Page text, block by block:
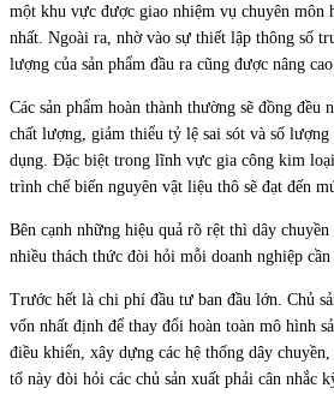
một khu vực được giao nhiệm vụ chuyên môn
nhất. Ngoài ra, nhờ vào sự thiết lập thông số
lượng của sản phẩm đầu ra cũng được nâng
Các sản phẩm hoàn thành thường sẽ đồng đều
chất lượng, giảm thiểu tỷ lệ sai sót và số lượng
dụng. Đặc biệt trong lĩnh vực gia công kim
trình chế biến nguyên vật liệu thô sẽ đạt đến
Bên cạnh những hiệu quả rõ rệt thì dây
nhiều thách thức đòi hỏi mỗi doanh nghiệp
Trước hết là chi phí đầu tư ban đầu lớn. Chủ
vốn nhất định để thay đổi hoàn toàn mô hình
điều khiển, xây dựng các hệ thống dây
tố này đòi hỏi các chủ sản xuất phải cân nhắc